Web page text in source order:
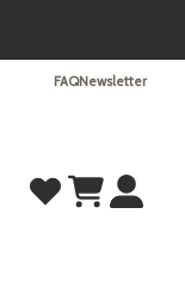
FAQNewsletter